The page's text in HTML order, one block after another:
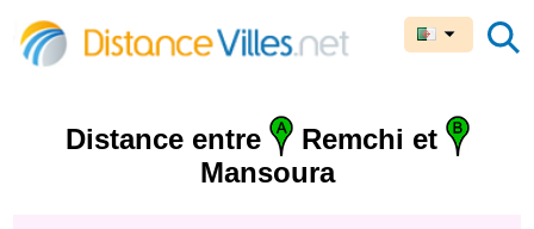
Distance entre
Remchi et
Mansoura